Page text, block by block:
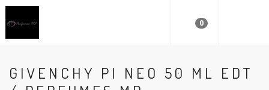
0
GIVENCHY PI NEO 50 ML EDT